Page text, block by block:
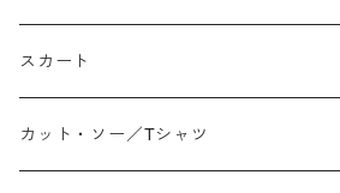
テーパード
ワイド
スカート
ストレート/タイト
カット・ソー／Tシャツ